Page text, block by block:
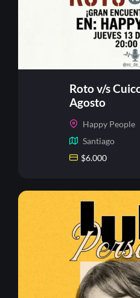
Roto v/s
Agosto
Happy People
Santiago
$6.000